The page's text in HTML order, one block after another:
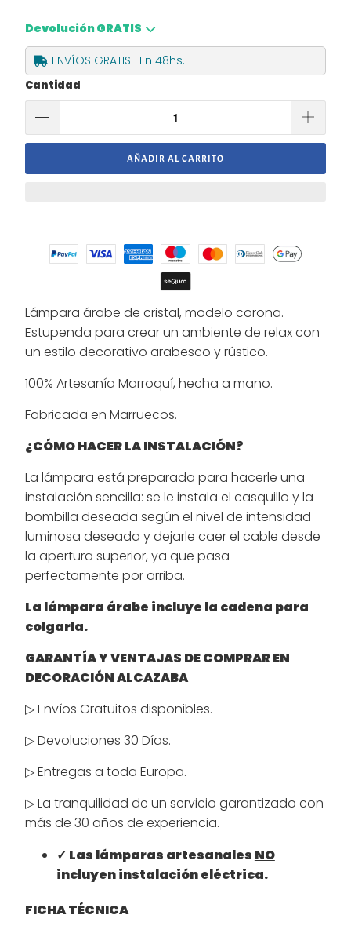
Devolución GRATIS
ENVÍOS GRATIS · En 48hs.
Cantidad
AÑADIR AL CARRITO
Lámpara árabe de cristal, modelo corona.
Estupenda para crear un ambiente de relax con
un estilo decorativo arabesco y rústico.
100% Artesanía Marroquí, hecha a mano.
Fabricada en Marruecos.
¿CÓMO HACER LA INSTALACIÓN?
La lámpara está preparada para hacerle una
instalación sencilla: se le instala el casquillo y la
bombilla deseada según el nivel de intensidad
luminosa deseada y dejarle caer el cable desde
la apertura superior, ya que pasa
perfectamente por arriba.
La lámpara árabe incluye la cadena para
colgarla.
GARANTÍA Y VENTAJAS DE COMPRAR EN
DECORACIÓN ALCAZABA
▷ Envíos Gratuitos disponibles.
▷ Devoluciones 30 Días.
▷ Entregas a toda Europa.
▷ La tranquilidad de un servicio garantizado con
más de 30 años de experiencia.
✓ Las lámparas artesanales NO
incluyen instalación eléctrica.
FICHA TÉCNICA